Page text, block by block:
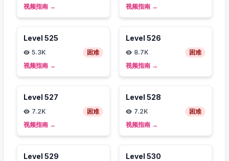
视频指南 → 视频指南 →
Level 525
5.3K
困难
视频指南 →
Level 526
8.7K
困难
视频指南 →
Level 527
7.2K
困难
视频指南 →
Level 528
7.2K
困难
视频指南 →
Level 529 Level 530